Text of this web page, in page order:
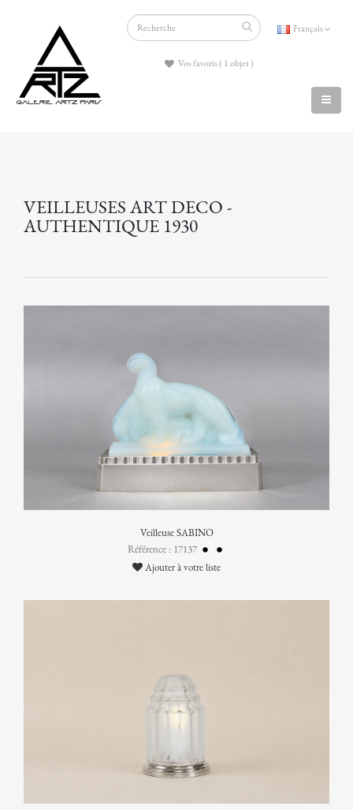
Français
Vos favoris ( 1 objet )
VEILLEUSES ART DECO -
AUTHENTIQUE 1930
Veilleuse SABINO
Référence : 17137
Ajouter à votre liste